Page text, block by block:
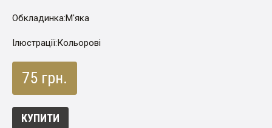
Обкладинка:М'яка
Ілюстрації:Кольорові
75 грн.
КУПИТИ